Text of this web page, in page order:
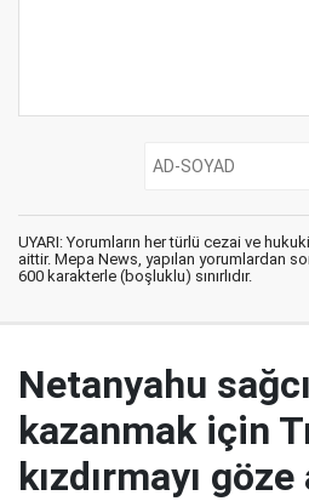
UYARI: Yorumların her türlü cezai ve
aittir. Mepa News, yapılan yorumlardan
600 karakterle (boşluklu) sınırlıdır.
Netanyahu
kazanmak için
kızdırmayı göze